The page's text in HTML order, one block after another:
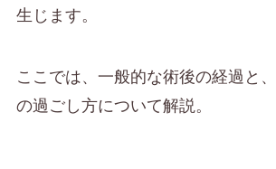
生じます。
ここでは、一般的な術後の経過と
の過ごし方について解説。